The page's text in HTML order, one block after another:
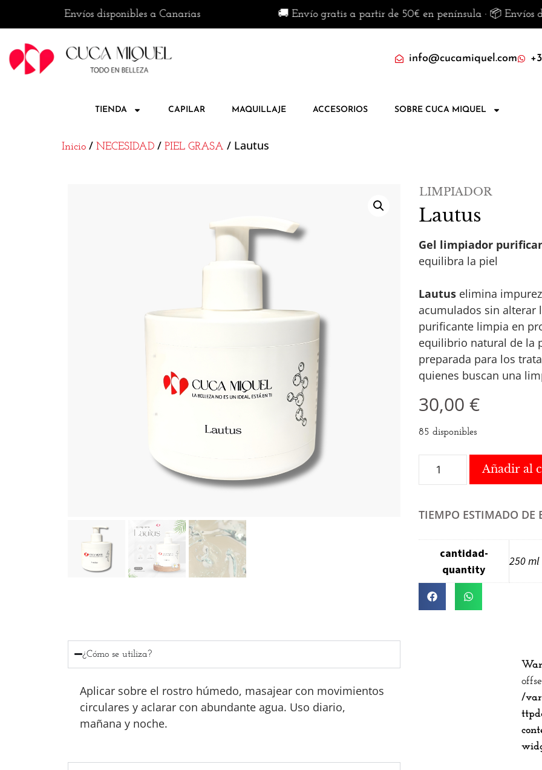
📦 Envíos disponibles a Canarias 🚚 Envío gratis a partir de 50€ en península · 📦 Envíos
info@cucamiquel.com
TIENDA CAPILAR MAQUILLAJE ACCESORIOS SOBRE CUCA MIQUEL
Inicio / NECESIDAD / PIEL GRASA / Lautus
LIMPIADOR
Lautus
Gel limpiador
equilibra la piel
Lautus elimina
acumulados sin alterar
purificante limpia en
equilibrio natural de la
preparada para los
quienes buscan una
30,00 €
85 disponibles
Añadir al
TIEMPO ESTIMADO DE
cantidad-
quantity
250 ml
¿Cómo se utiliza?
Aplicar sobre el rostro húmedo, masajear con movimientos
circulares y aclarar con abundante agua. Uso diario,
mañana y noche.
/